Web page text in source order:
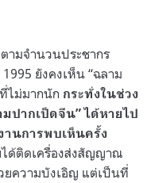
ามจำนวนประชากร
ยังคงเห็น “ฉลาม
ไม่มากนัก กระทั่งในช่วง
ปากเป็ดจีน” ได้หายไป
นการพบเห็นครั้ง
ด้ติดเครื่องส่งสัญญาณ
ยความบังเอิญ แต่เป็นที่